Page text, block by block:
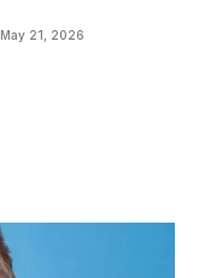
May 21, 2026